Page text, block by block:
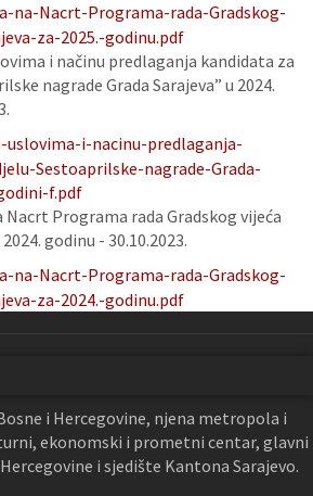
na-Nacrt-Programa-rada-Gradskog-
za-2025.-godinu.pdf
i načinu predlaganja kandidata za
nagrade Grada Sarajeva” u 2024.
uslovima-i-nacinu-predlaganja-
Sestoaprilske-nagrade-Grada-
f.pdf
Nacrt Programa rada Gradskog vijeća
godinu - 30.10.2023.
na-Nacrt-Programa-rada-Gradskog-
za-2024.-godinu.pdf
i Hercegovine, njena metropola i
ekonomski i prometni centar, glavni
i sjedište Kantona Sarajevo.